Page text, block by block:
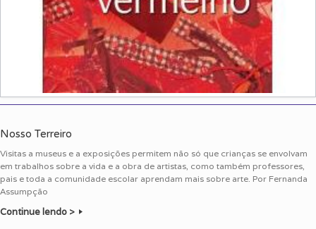
Nosso Terreiro
Visitas a museus e a exposições permitem não só que crianças se envolvam
em trabalhos sobre a vida e a obra de artistas, como também professores,
pais e toda a comunidade escolar aprendam mais sobre arte. Por Fernanda
Assumpção
Continue lendo >